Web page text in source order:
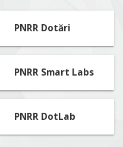
PNRR Dotări
PNRR Smart Labs
PNRR DotLab